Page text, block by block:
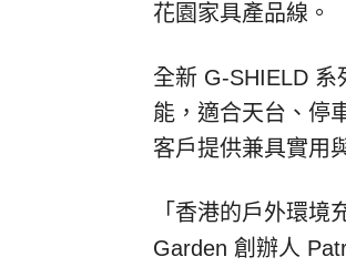
花園家具產品線。
全新 G-SHIELD 系
能，適合天台、停
客戶提供兼具實用
「香港的戶外環境
Garden 創辦人